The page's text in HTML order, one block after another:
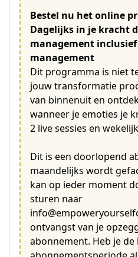
Bestel nu het online
Dagelijks in je kracht
management
management
Dit programma is niet
jouw transformatie
van binnenuit en
wanneer je emoties je
2 live sessies en
Dit is een doorlopend
maandelijks wordt
kan op ieder moment
sturen naar
ontvangst van je
abonnement. Heb je de